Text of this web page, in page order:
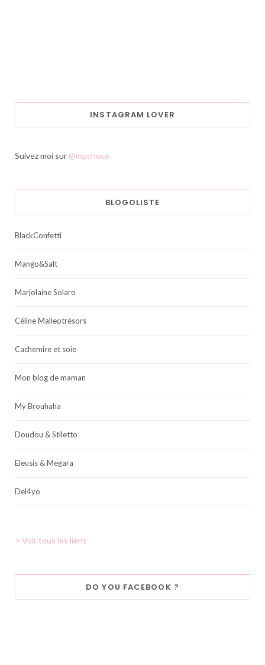
INSTAGRAM LOVER
Suivez moi sur @mpchoco
BLOGOLISTE
BlackConfetti
Mango&Salt
Marjolaine Solaro
Céline Malleotrésors
Cachemire et soie
Mon blog de maman
My Brouhaha
Doudou & Stiletto
Eleusis & Megara
Del4yo
> Voir tous les liens
DO YOU FACEBOOK ?